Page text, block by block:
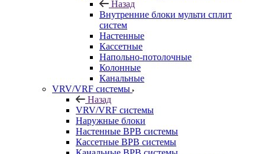
Назад
Внутренние блоки мульти сплит
систем
Настенные
Кассетные
Напольно-потолочные
Колонные
Канальные
VRV/VRF системы
Назад
VRV/VRF системы
Наружные блоки
Настенные ВРВ системы
Кассетные ВРВ системы